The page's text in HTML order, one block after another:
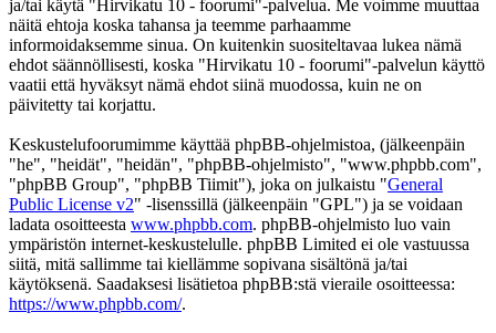
ja/tai käytä "Hirvikatu 10 - foorumi"-palvelua. Me voimme muuttaa
näitä ehtoja koska tahansa ja teemme parhaamme
informoidaksemme sinua. On kuitenkin suositeltavaa lukea nämä
ehdot säännöllisesti, koska "Hirvikatu 10 - foorumi"-palvelun käyttö
vaatii että hyväksyt nämä ehdot siinä muodossa, kuin ne on
päivitetty tai korjattu.
Keskustelufoorumimme käyttää phpBB-ohjelmistoa, (jälkeenpäin
"he", "heidät", "heidän", "phpBB-ohjelmisto", "www.phpbb.com",
"phpBB Group", "phpBB Tiimit"), joka on julkaistu "General
Public License v2" -lisenssillä (jälkeenpäin "GPL") ja se voidaan
ladata osoitteesta www.phpbb.com. phpBB-ohjelmisto luo vain
ympäristön internet-keskustelulle. phpBB Limited ei ole vastuussa
siitä, mitä sallimme tai kiellämme sopivana sisältönä ja/tai
käytöksenä. Saadaksesi lisätietoa phpBB:stä vieraile osoitteessa:
https://www.phpbb.com/.